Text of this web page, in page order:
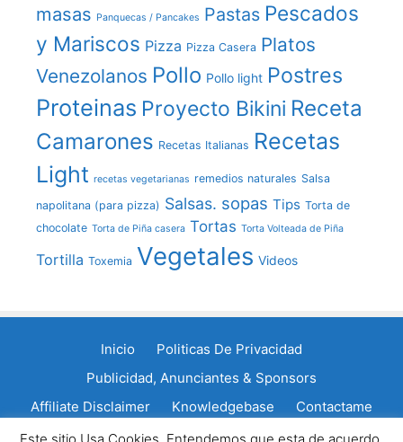
masas Panquecas / Pancakes Pastas Pescados
y Mariscos Pizza Pizza Casera Platos
Venezolanos Pollo Pollo light Postres
Proteinas Proyecto Bikini Receta
Camarones Recetas Italianas Recetas
Light recetas vegetarianas remedios naturales Salsa
napolitana (para pizza) Salsas. sopas Tips Torta de
chocolate Torta de Piña casera Tortas Torta Volteada de Piña
Tortilla Toxemia Vegetales Videos
Inicio
Politicas De Privacidad
Publicidad, Anunciantes & Sponsors
Affiliate Disclaimer
Knowledgebase
Contactame
Política de cookies